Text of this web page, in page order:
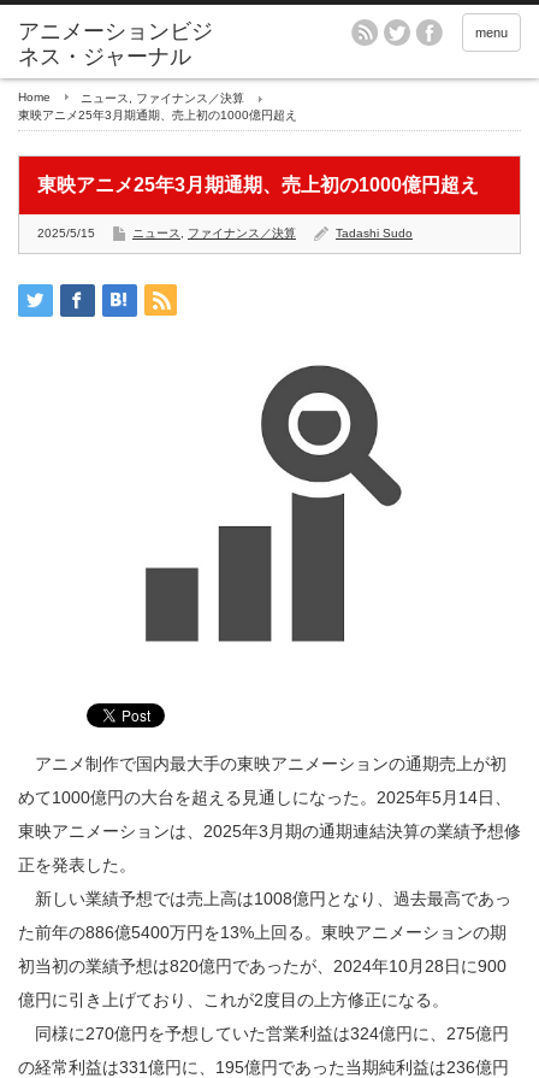
アニメーションビジ
ネス・ジャーナル
menu
Home ニュース
ファイナンス／決算
東映アニメ25年3月期通期、売上初の1000億円超え
東映アニメ25年3月期通期、売上初の1000億円超え
2025/5/15 ニュース ファイナンス／決算 Tadashi Sudo
アニメ制作で国内最大手の東映アニメーションの通期売上が初
めて1000億円の大台を超える見通しになった。2025年5月14日、
東映アニメーションは、2025年3月期の通期連結決算の業績予想修
正を発表した。
新しい業績予想では売上高は1008億円となり、過去最高であっ
た前年の886億5400万円を13%上回る。東映アニメーションの期
初当初の業績予想は820億円であったが、2024年10月28日に900
億円に引き上げており、これが2度目の上方修正になる。
同様に270億円を予想していた営業利益は324億円に、275億円
の経常利益は331億円に、195億円であった当期純利益は236億円